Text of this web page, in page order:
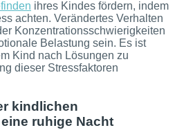
ihres Kindes fördern, indem
achten. Verändertes Verhalten
Konzentrationsschwierigkeiten
Belastung sein. Es ist
Kind nach Lösungen zu
dieser Stressfaktoren
kindlichen
ruhige Nacht